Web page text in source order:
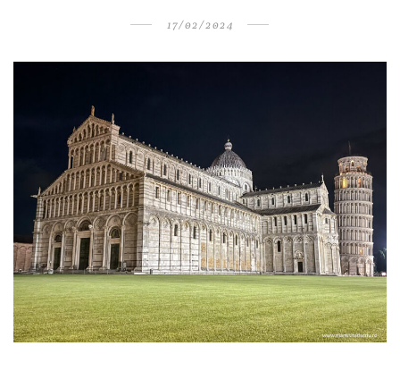
17/02/2024